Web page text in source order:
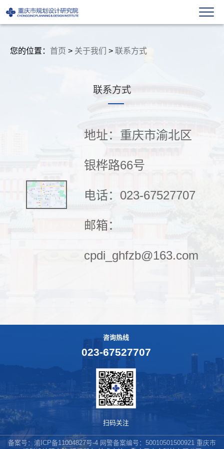
您的位置： 首页 > 关于我们 > 联系方式
联系方式
地址：重庆市渝北区
银桦路66号
电话：023-67527707
邮箱：
cpdi_ghfzb@163.com
咨询热线
023-67527707
扫码关注
备案号： 渝ICP备11004827号-4 网警备案编号：50010501500921 重庆市